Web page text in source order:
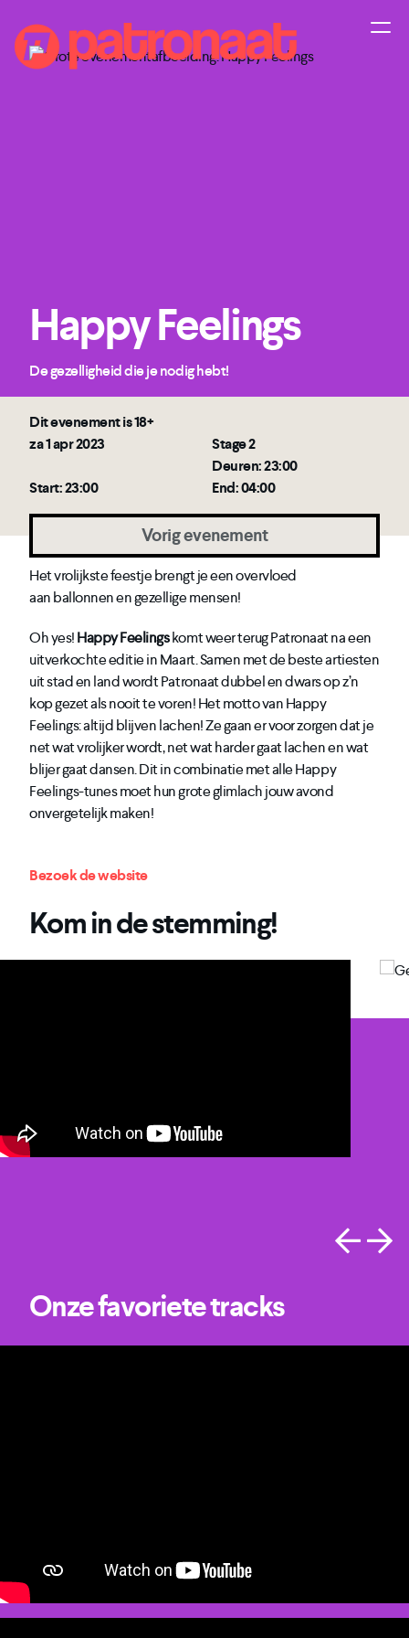
Happy Feelings
De gezelligheid die je nodig hebt!
Dit evenement is 18+
za 1 apr 2023
Stage 2
Deuren: 23:00
Start: 23:00
End: 04:00
Vorig evenement
Het vrolijkste feestje brengt je een overvloed
aan ballonnen en gezellige mensen!
Oh yes!Happy Feelingskomt weer terug Patronaat na een
uitverkochte editie in Maart. Samen met de beste artiesten
uit stad en land wordt Patronaat dubbel en dwars op z’n
kop gezet als nooit te voren! Het motto van Happy
Feelings: altijd blijven lachen! Ze gaan er voor zorgen dat je
net wat vrolijker wordt, net wat harder gaat lachen en wat
blijer gaat dansen. Dit in combinatie met alle Happy
Feelings-tunes moet hun grote glimlach jouw avond
onvergetelijk maken!
Bezoek de website
Kom in de stemming!
Onze favoriete tracks